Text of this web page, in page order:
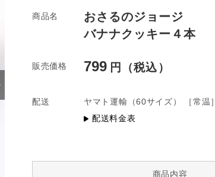
商品名
おさるのジョージ
バナナクッキー４本
販売価格 799
配送 ヤマト運輸 （60サイズ）
［常温］
配送料金表
商品内容